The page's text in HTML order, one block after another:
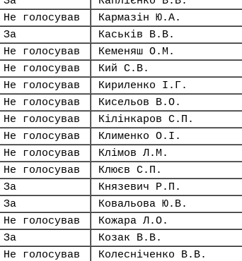
Не голосував Кармазін Ю.А.
За Каськів В.В.
Не голосував Кеменяш О.М.
Не голосував Кий С.В.
Не голосував Кириленко І.Г.
Не голосував Кисельов В.О.
Не голосував Кілінкаров С.П.
Не голосував Клименко О.І.
Не голосував Клімов Л.М.
Не голосував Клюєв С.П.
За Князевич Р.П.
За Ковальова Ю.В.
Не голосував Кожара Л.О.
За Козак В.В.
Не голосував Колесніченко В.В.